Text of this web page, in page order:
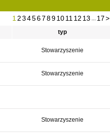
1 234567891011 12 13 ... 17>
typ
Stowarzyszenie
Stowarzyszenie
Stowarzyszenie